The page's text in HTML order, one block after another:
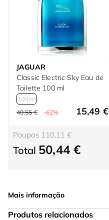
JAGUAR
Classic Electric Sky Eau de
Toilette 100 ml
100ml
40,55 € -62% 15,49 €
Poupas 110,11 €
Total 50,44 €
Mais informação
Produtos relacionados